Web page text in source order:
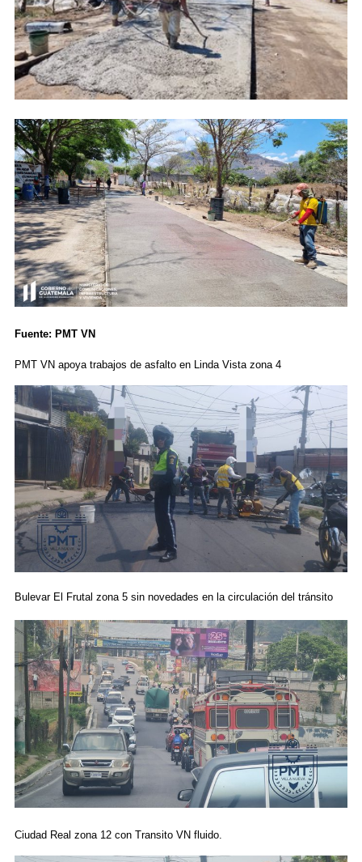
Fuente: PMT VN
PMT VN apoya trabajos de asfalto en Linda Vista zona 4
Bulevar El Frutal zona 5 sin novedades en la circulación del tránsito
Ciudad Real zona 12 con Transito VN fluido.